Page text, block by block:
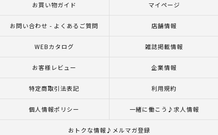
お買い物ガイド マイページ
お問い合わせ - よくあるご質問 店舗情報
WEBカタログ 雑誌掲載情報
お客様レビュー 企業情報
特定商取引法表記 利用規約
個人情報ポリシー 一緒に働こう♪求人情報
おトクな情報♪メルマガ登録